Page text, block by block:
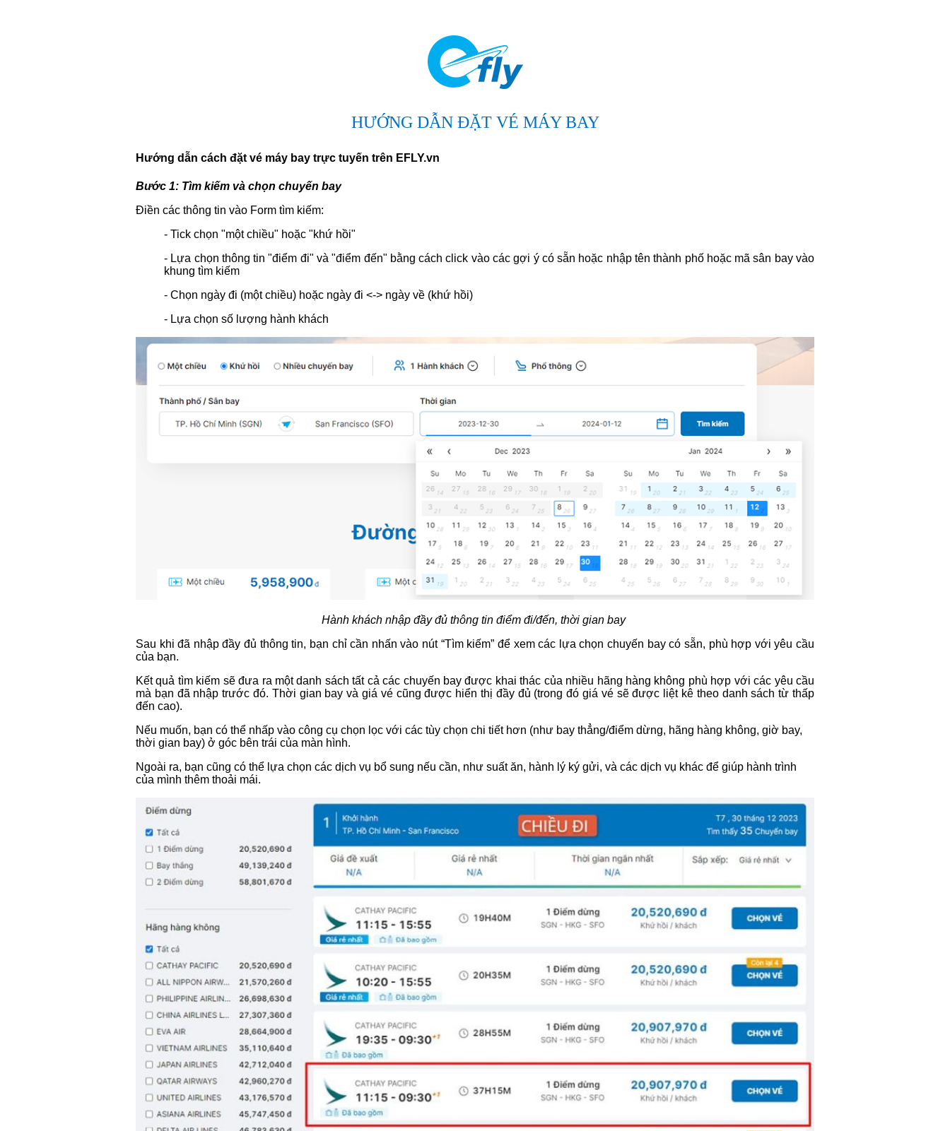
HƯỚNG DẪN ĐẶT VÉ MÁY BAY
Hướng dẫn cách đặt vé máy bay trực tuyến trên EFLY.vn
Bước 1: Tìm kiếm và chọn chuyến bay
Điền các thông tin vào Form tìm kiếm:
- Tick chọn "một chiều" hoặc "khứ hồi"
- Lựa chọn thông tin "điểm đi" và "điểm đến" bằng cách click vào các gợi ý có sẵn hoặc nhập tên thành phố hoặc mã sân bay vào
khung tìm kiếm
- Chọn ngày đi (một chiều) hoặc ngày đi <-> ngày về (khứ hồi)
- Lựa chọn số lượng hành khách
Hành khách nhập đầy đủ thông tin điểm đi/đến, thời gian bay
Sau khi đã nhập đầy đủ thông tin, bạn chỉ cần nhấn vào nút “Tìm kiếm” để xem các lựa chọn chuyến bay có sẵn, phù hợp với yêu cầu
của bạn.
Kết quả tìm kiếm sẽ đưa ra một danh sách tất cả các chuyến bay được khai thác của nhiều hãng hàng không phù hợp với các yêu cầu
mà bạn đã nhập trước đó. Thời gian bay và giá vé cũng được hiển thị đầy đủ (trong đó giá vé sẽ được liệt kê theo danh sách từ thấp
đến cao).
Nếu muốn, bạn có thể nhấp vào công cụ chọn lọc với các tùy chọn chi tiết hơn (như bay thẳng/điểm dừng, hãng hàng không, giờ bay,
thời gian bay) ở góc bên trái của màn hình.
Ngoài ra, bạn cũng có thể lựa chọn các dịch vụ bổ sung nếu cần, như suất ăn, hành lý ký gửi, và các dịch vụ khác để giúp hành trình
của mình thêm thoải mái.